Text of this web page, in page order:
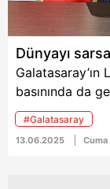
Dünyayı
basınında da
“Sane
yaptı.
#Galatasaray
13.06.2025 Cuma